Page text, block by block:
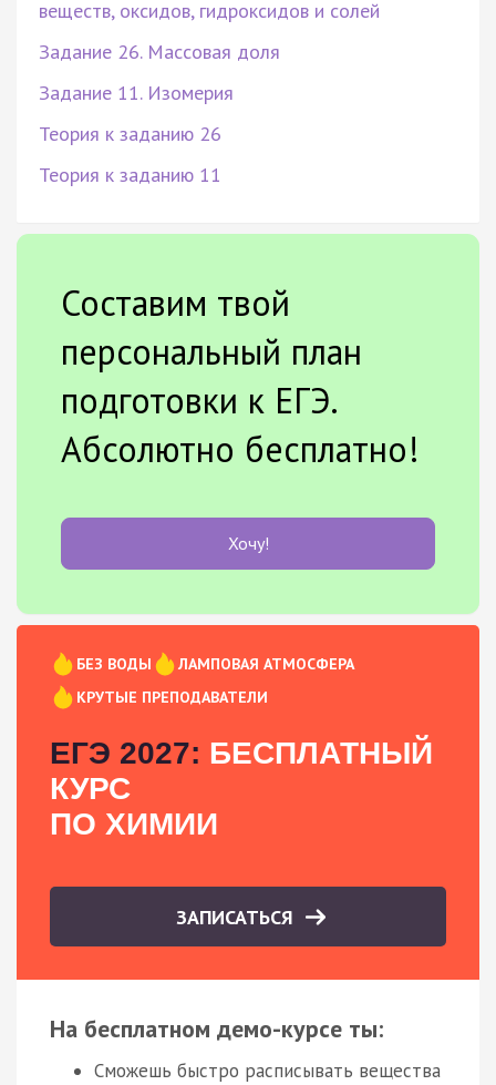
веществ, оксидов, гидроксидов и солей
Задание 26. Массовая доля
Задание 11. Изомерия
Теория к заданию 26
Теория к заданию 11
Составим твой
персональный план
подготовки к ЕГЭ.
Абсолютно бесплатно!
Хочу!
БЕЗ ВОДЫ
ЛАМПОВАЯ АТМОСФЕРА
КРУТЫЕ ПРЕПОДАВАТЕЛИ
ЕГЭ 2027: БЕСПЛАТНЫЙ
КУРС
ПО ХИМИИ
ЗАПИСАТЬСЯ
На бесплатном демо-курсе ты:
Сможешь быстро расписывать вещества